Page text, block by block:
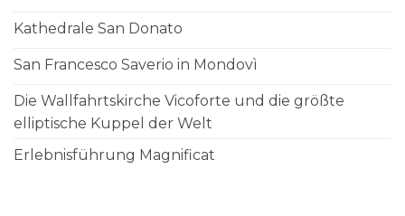
Kathedrale San Donato
San Francesco Saverio in Mondovì
Die Wallfahrtskirche Vicoforte und die größte
elliptische Kuppel der Welt
Erlebnisführung Magnificat